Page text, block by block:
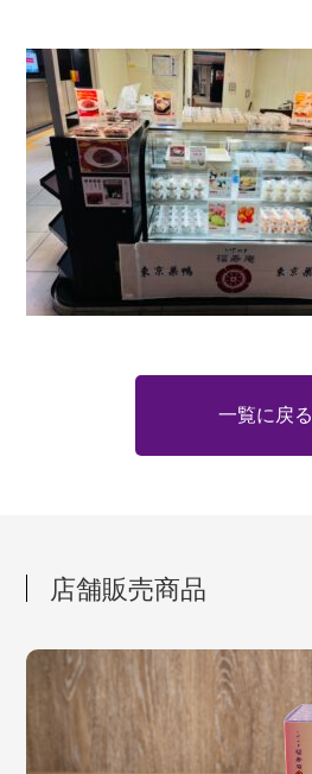
一覧に戻る
店舗販売商品